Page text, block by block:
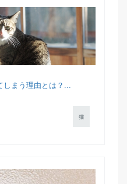
しまう理由とは？...
猫